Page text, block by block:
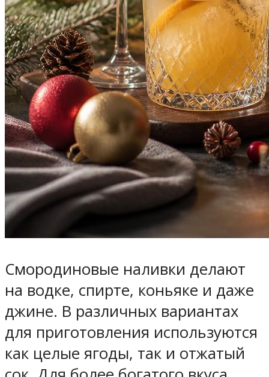
Смородиновые наливки делают
на водке, спирте, коньяке и даже
джине. В различных вариантах
для приготовления используются
как целые ягоды, так и отжатый